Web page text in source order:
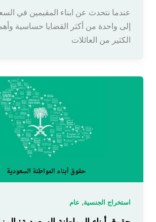
عندما نتحدث عن ابناء المقيمين في
إلى واحدة من أكثر القضايا حساسية
الكثير من العائلات
استخراج الجنسية, عام